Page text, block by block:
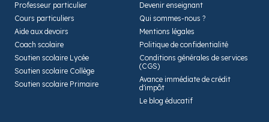
Professeur particulier
Cours particuliers
Aide aux devoirs
Coach scolaire
Soutien scolaire Lycée
Soutien scolaire Collège
Soutien scolaire Primaire
Devenir enseignant
Qui sommes-nous ?
Mentions légales
Politique de confidentialité
Conditions générales de services
(CGS)
Avance immédiate de crédit
d'impôt
Le blog éducatif